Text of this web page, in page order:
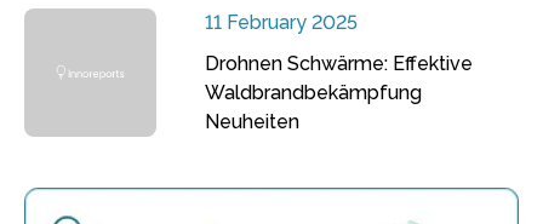
11 February 2025
Drohnen Schwärme: Effektive
Waldbrandbekämpfung
Neuheiten